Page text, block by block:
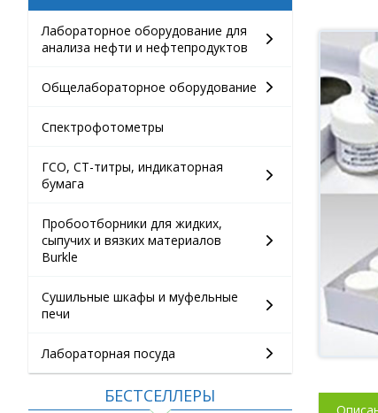
Лабораторное оборудование для
анализа нефти и нефтепродуктов
Общелабораторное оборудование
Спектрофотометры
ГСО, СТ-титры, индикаторная
бумага
Пробоотборники для жидких,
сыпучих и вязких материалов
Burkle
Сушильные шкафы и муфельные
печи
Лабораторная посуда
БЕСТСЕЛЛЕРЫ